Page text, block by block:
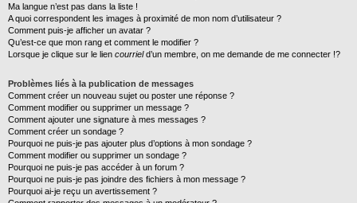
Ma langue n’est pas dans la liste !
A quoi correspondent les images à proximité de mon nom d’utilisateur ?
Comment puis-je afficher un avatar ?
Qu’est-ce que mon rang et comment le modifier ?
Lorsque je clique sur le lien courrield’un membre, on me demande de me connecter !?
Problèmes liés à la publication de messages
Comment créer un nouveau sujet ou poster une réponse ?
Comment modifier ou supprimer un message ?
Comment ajouter une signature à mes messages ?
Comment créer un sondage ?
Pourquoi ne puis-je pas ajouter plus d’options à mon sondage ?
Comment modifier ou supprimer un sondage ?
Pourquoi ne puis-je pas accéder à un forum ?
Pourquoi ne puis-je pas joindre des fichiers à mon message ?
Pourquoi ai-je reçu un avertissement ?